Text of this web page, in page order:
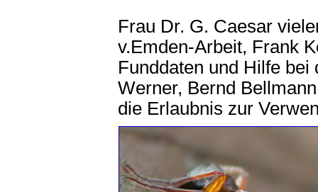
Frau Dr. G. Caesar
v.Emden-Arbeit, Frank
Funddaten und Hilfe
Werner, Bernd
die Erlaubnis zur